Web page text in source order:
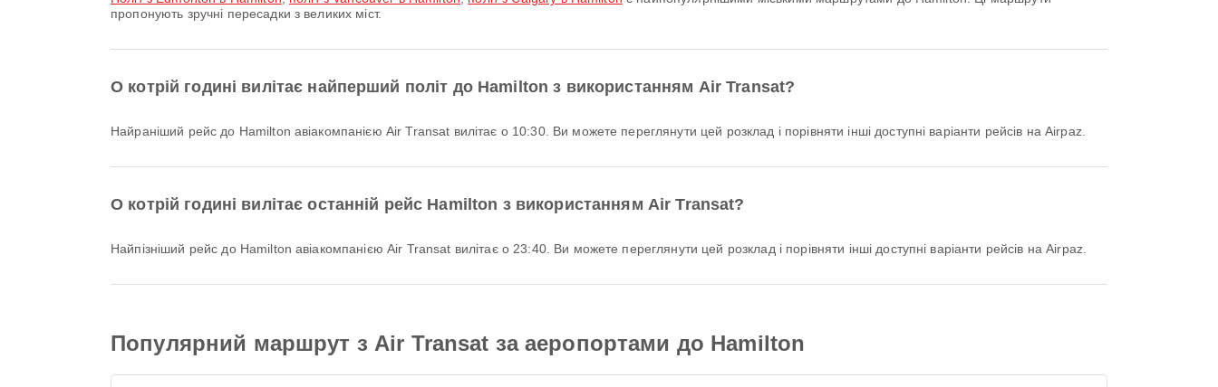
пропонують зручні пересадки з великих міст.
О котрій годині вилітає найперший політ до Hamilton з використанням Air Transat?
Найраніший рейс до Hamilton авіакомпанією Air Transat вилітає о 10:30. Ви можете переглянути цей розклад і порівняти інші доступні варіанти рейсів на Airpaz.
О котрій годині вилітає останній рейс Hamilton з використанням Air Transat?
Найпізніший рейс до Hamilton авіакомпанією Air Transat вилітає о 23:40. Ви можете переглянути цей розклад і порівняти інші доступні варіанти рейсів на Airpaz.
Популярний маршрут з Air Transat за аеропортами до Hamilton